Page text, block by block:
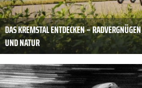
DAS KREMSTAL ENTDECKEN –
UND NATUR